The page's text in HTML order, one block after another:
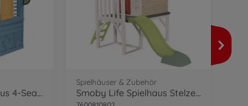
Smoby Life Spielhaus 4-Seasons
Spielhäuser & Zubehör
Smoby Life Spielhaus Stelzen